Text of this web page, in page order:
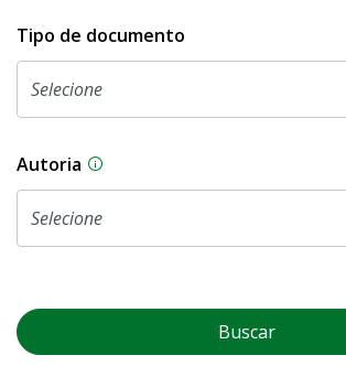
Tipo de documento
Autoria As proposições legislativas
Buscar